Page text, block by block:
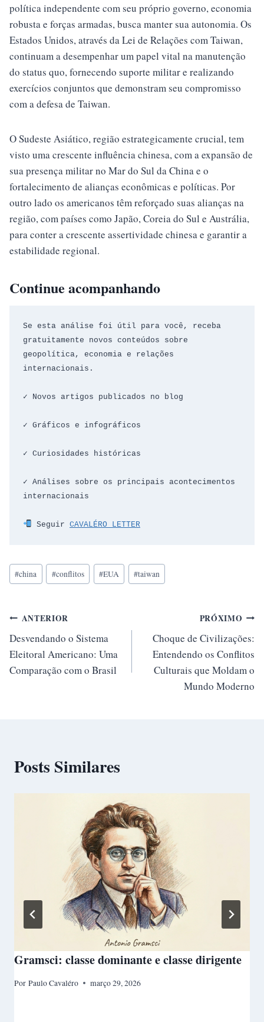
política independente com seu próprio governo, economia
robusta e forças armadas, busca manter sua autonomia. Os
Estados Unidos, através da Lei de Relações com Taiwan,
continuam a desempenhar um papel vital na manutenção
do status quo, fornecendo suporte militar e realizando
exercícios conjuntos que demonstram seu compromisso
com a defesa de Taiwan.
O Sudeste Asiático, região estrategicamente crucial, tem
visto uma crescente influência chinesa, com a expansão de
sua presença militar no Mar do Sul da China e o
fortalecimento de alianças econômicas e políticas. Por
outro lado os americanos têm reforçado suas alianças na
região, com países como Japão, Coreia do Sul e Austrália,
para conter a crescente assertividade chinesa e garantir a
estabilidade regional.
Continue acompanhando
Se esta análise foi útil para você, receba
gratuitamente novos conteúdos sobre
geopolítica, economia e relações
internacionais.
✓ Novos artigos publicados no blog
✓ Gráficos e infográficos
✓ Curiosidades históricas
✓ Análises sobre os principais acontecimentos
internacionais
Seguir CAVALÉRO LETTER
Tags
do
#china #conflitos #EUA #taiwan
Navegação
de
Post
ANTERIOR
Desvendando o Sistema
Eleitoral Americano: Uma
Comparação com o Brasil
PRÓXIMO
Choque de Civilizações:
Entendendo os Conflitos
Culturais que Moldam o
Mundo Moderno
Posts Similares
Gramsci: classe dominante e classe dirigente
Por Paulo Cavaléro março 29, 2026